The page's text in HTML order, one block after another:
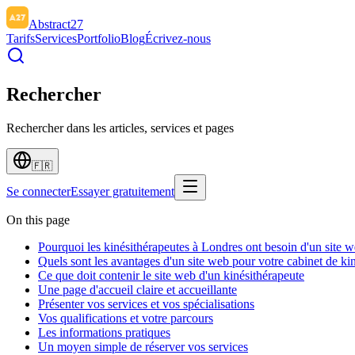
Abstract27
TarifsServicesPortfolioBlogÉcrivez-nous
Rechercher
Rechercher dans les articles, services et pages
🇫🇷
Se connecterEssayer gratuitement
On this page
Pourquoi les kinésithérapeutes à Londres ont besoin d'un site
Quels sont les avantages d'un site web pour votre cabinet de
Ce que doit contenir le site web d'un kinésithérapeute
Une page d'accueil claire et accueillante
Présenter vos services et vos spécialisations
Vos qualifications et votre parcours
Les informations pratiques
Un moyen simple de réserver vos services